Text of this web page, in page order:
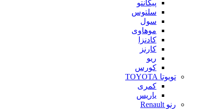
پیکانتو
سلتوس
سول
موهاوی
کادنزا
کارنز
ریو
کورس
تویوتا TOYOTA
کمری
یاریس
رنو Renault